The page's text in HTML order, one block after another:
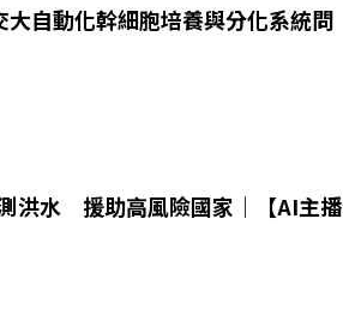
自動化幹細胞培養與分化系統問
洪水 援助高風險國家｜【AI主播